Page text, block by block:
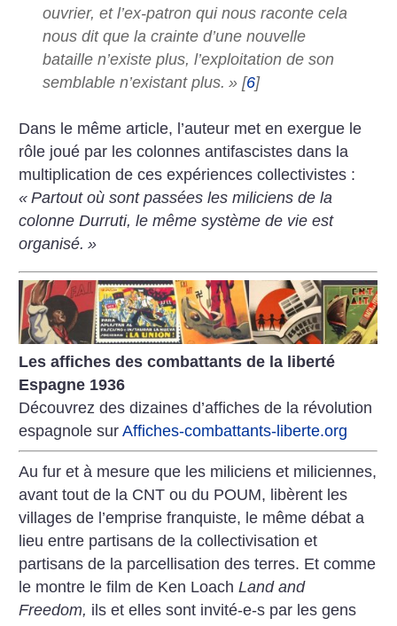
ouvrier, et l’ex-patron qui nous raconte cela
nous dit que la crainte d’une nouvelle
bataille n’existe plus, l’exploitation de son
semblable n’existant plus. »[6]
Dans le même article, l’auteur met en exergue le
rôle joué par les colonnes antifascistes dans la
multiplication de ces expériences collectivistes :
« Partout où sont passées les miliciens de la
colonne Durruti, le même système de vie est
organisé. »
Les affiches des combattants de la liberté
Espagne 1936
Découvrez des dizaines d’affiches de la révolution
espagnole surAffiches-combattants-liberte.org
Au fur et à mesure que les miliciens et miliciennes,
avant tout de la CNT ou du POUM, libèrent les
villages de l’emprise franquiste, le même débat a
lieu entre partisans de la collectivisation et
partisans de la parcellisation des terres. Et comme
le montre le film de Ken LoachLand and
Freedom, ils et elles sont invité-e-s par les gens